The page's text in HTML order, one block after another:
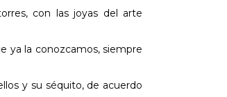
con las joyas del arte
ya la conozcamos, siempre
y su séquito, de acuerdo